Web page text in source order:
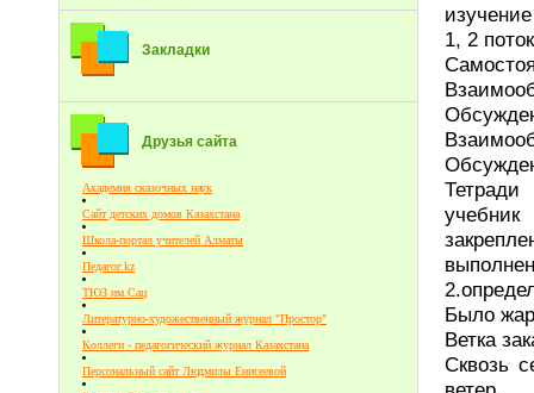
Закладки
Друзья сайта
Академия сказочных наук
Сайт детских домов Казахстана
Школа-портал учителей Алматы
Педагог.kz
ТЮЗ им.Сац
Литературно-художественный журнал "Простор"
Коллеги - педагогический журнал Казахстана
Персональный сайт Людмилы Енисеевой
1, 2
Тетради
учебник
Было
Ветка
Сквозь